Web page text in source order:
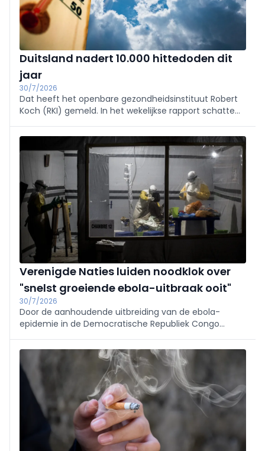
Duitsland nadert 10.000 hittedoden dit
jaar
30/7/2026
Dat heeft het openbare gezondheidsinstituut Robert
Koch (RKI) gemeld. In het wekelijkse rapport schatte
hittegerelateerde sterfgevallen zijn geregistreerd. Dat
is meer dan in elk volledig jaar sinds 2016.
Verenigde Naties luiden noodklok over
"snelst groeiende ebola-uitbraak ooit"
30/7/2026
Door de aanhoudende uitbreiding van de ebola-
epidemie in de Democratische Republiek Congo
een grootschalige opschaling van de hulpverlening.